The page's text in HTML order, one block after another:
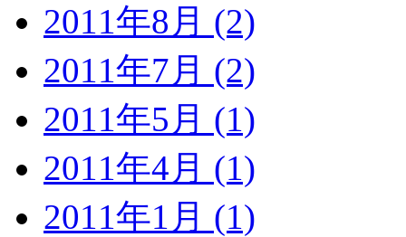
2011年8月 (2)
2011年7月 (2)
2011年5月 (1)
2011年4月 (1)
2011年1月 (1)